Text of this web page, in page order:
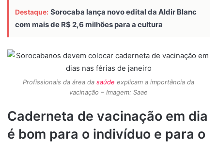
Destaque: Sorocaba lança novo edital da Aldir Blanc
com mais de R$ 2,6 milhões para a cultura
Profissionais da área da saúde explicam a importância da
vacinação – Imagem: Saae
Caderneta de vacinação em dia
é bom para o indivíduo e para o